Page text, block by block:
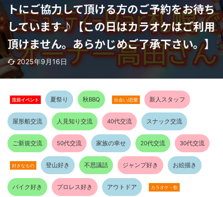
トにご協力して頂ける方のご予約をお待ち
しています♪【この日はカラオケはご利用
頂けません。あらかじめご了承下さい。】
2025年9月16日
注目イベント 夏祭り 秋BBQ 出会い/恋愛 新人スタッフ
屋形船交流 人見知り交流 40代交流 スナック交流
ご新規交流 50代交流 家族の幸せ 20代交流 30代交流
好きなもの 登山好き 不思議話 ジャンプ好き お絵描き
バイク好き プロレス好き アウトドア カラオケ・歌